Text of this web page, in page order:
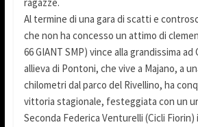
ragazze.
Al termine di una gara di scatti e
che non ha concesso un attimo di
66 GIANT SMP) vince alla grandissima
allieva di Pontoni, che vive a Majano, a
chilometri dal parco del Rivellino, ha
vittoria stagionale, festeggiata con un
Seconda Federica Venturelli (Cicli Fiorin)